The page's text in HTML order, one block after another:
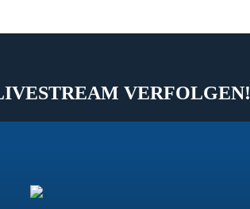
VERFOLGEN!